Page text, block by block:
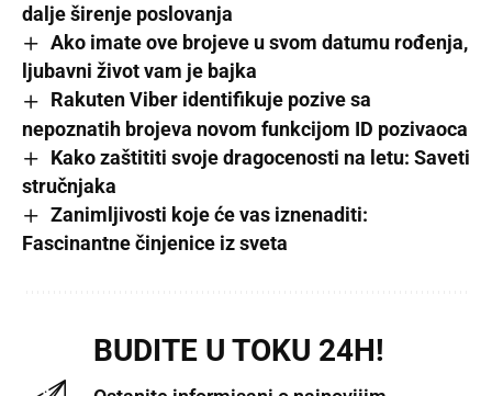
dalje širenje poslovanja
Ako imate ove brojeve u svom datumu rođenja,
ljubavni život vam je bajka
Rakuten Viber identifikuje pozive sa
nepoznatih brojeva novom funkcijom ID pozivaoca
Kako zaštititi svoje dragocenosti na letu: Saveti
stručnjaka
Zanimljivosti koje će vas iznenaditi:
Fascinantne činjenice iz sveta
BUDITE U TOKU 24H!